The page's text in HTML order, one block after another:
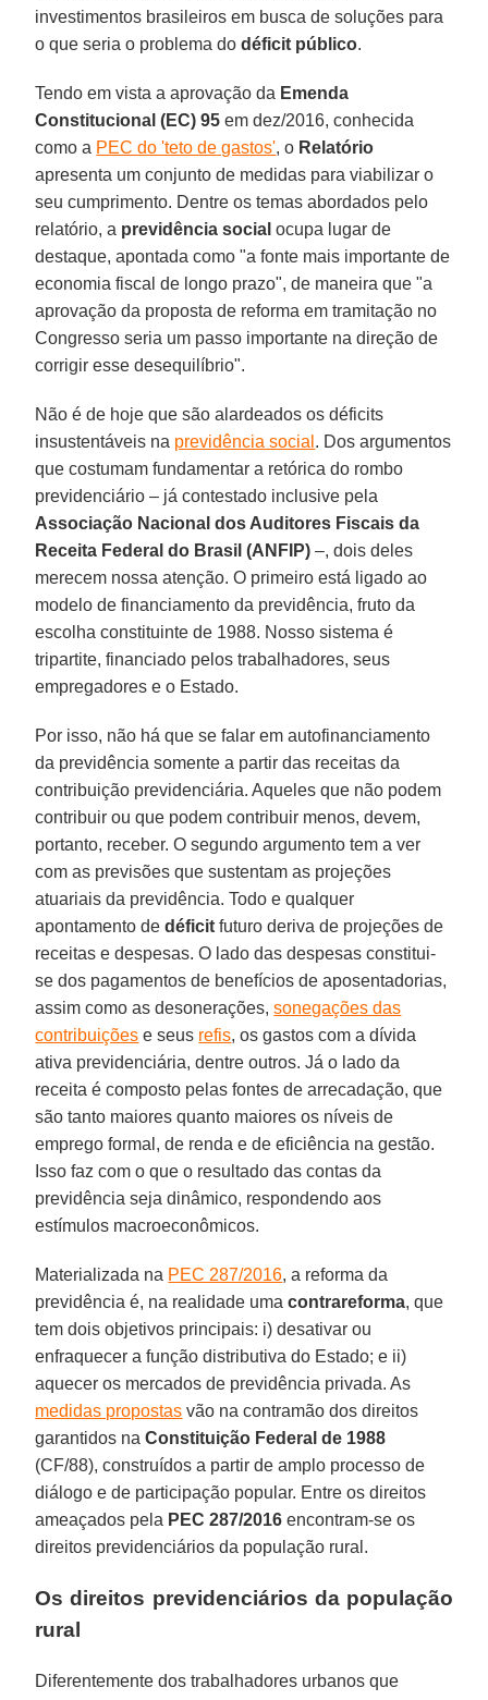
investimentos brasileiros em busca de soluções para
o que seria o problema dodéficit público.
Tendo em vista a aprovação da Emenda
Constitucional (EC) 95 em dez/2016, conhecida
como a PEC do 'teto de gastos', o Relatório
apresenta um conjunto de medidas para viabilizar o
seu cumprimento. Dentre os temas abordados pelo
relatório, a previdência social ocupa lugar de
destaque, apontada como "a fonte mais importante de
economia fiscal de longo prazo", de maneira que "a
aprovação da proposta de reforma em tramitação no
Congresso seria um passo importante na direção de
corrigir esse desequilíbrio".
Não é de hoje que são alardeados os déficits
insustentáveis na previdência social . Dos argumentos
que costumam fundamentar a retórica do rombo
previdenciário – já contestado inclusive pela
Associação Nacional dos Auditores Fiscais da
Receita Federal do Brasil (ANFIP) –, dois deles
merecem nossa atenção. O primeiro está ligado ao
modelo de financiamento da previdência, fruto da
escolha constituinte de 1988. Nosso sistema é
tripartite, financiado pelos trabalhadores, seus
empregadores e o Estado.
Por isso, não há que se falar em autofinanciamento
da previdência somente a partir das receitas da
contribuição previdenciária. Aqueles que não podem
contribuir ou que podem contribuir menos, devem,
portanto, receber. O segundo argumento tem a ver
com as previsões que sustentam as projeções
atuariais da previdência. Todo e qualquer
apontamento dedéficit futuro deriva de projeções de
receitas e despesas. O lado das despesas constitui-
se dos pagamentos de benefícios de aposentadorias,
assim como as desonerações,sonegações das
contribuições e seus refis, os gastos com a dívida
ativa previdenciária, dentre outros. Já o lado da
receita é composto pelas fontes de arrecadação, que
são tanto maiores quanto maiores os níveis de
emprego formal, de renda e de eficiência na gestão.
Isso faz com o que o resultado das contas da
previdência seja dinâmico, respondendo aos
estímulos macroeconômicos.
Materializada na PEC 287/2016, a reforma da
previdência é, na realidade umacontrareforma, que
tem dois objetivos principais: i) desativar ou
enfraquecer a função distributiva do Estado; e ii)
aquecer os mercados de previdência privada. As
medidas propostas vão na contramão dos direitos
garantidos naConstituição Federal de 1988
(CF/88), construídos a partir de amplo processo de
diálogo e de participação popular. Entre os direitos
ameaçados pela PEC 287/2016 encontram-se os
direitos previdenciários da população rural.
Os direitos previdenciários da população
rural
Diferentemente dos trabalhadores urbanos que